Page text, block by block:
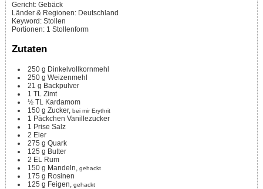
Gericht: Gebäck
Länder & Regionen: Deutschland
Keyword: Stollen
Portionen: 1 Stollenform
Zutaten
250 g Dinkelvollkornmehl
250 g Weizenmehl
21 g Backpulver
1 TL Zimt
½ TL
Kardamom
150 g Zucker, bei mir Erythrit
1 Päckchen Vanillezucker
1 Prise Salz
2 Eier
275 g Quark
125 g Butter
2 EL
Rum
150 g Mandeln, gehackt
175 g Rosinen
125 g Feigen, gehackt